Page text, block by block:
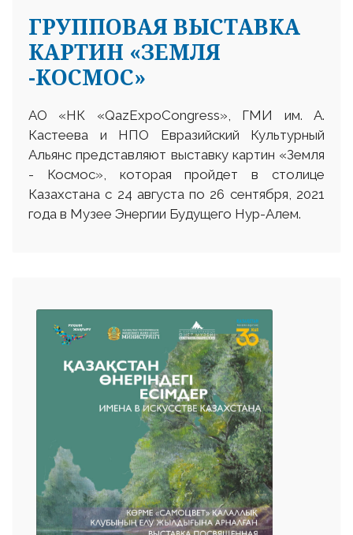
ГРУППОВАЯ ВЫСТАВКА
КАРТИН «ЗЕМЛЯ
-КОСМОС»
АО «НК «QazExpoCongress», ГМИ им. А.
Кастеева и НПО Евразийский Культурный
Альянс представляют выставку картин «Земля
- Космос», которая пройдет в столице
Казахстана с 24 августа по 26 сентября, 2021
года в Музее Энергии Будущего Нур-Алем.